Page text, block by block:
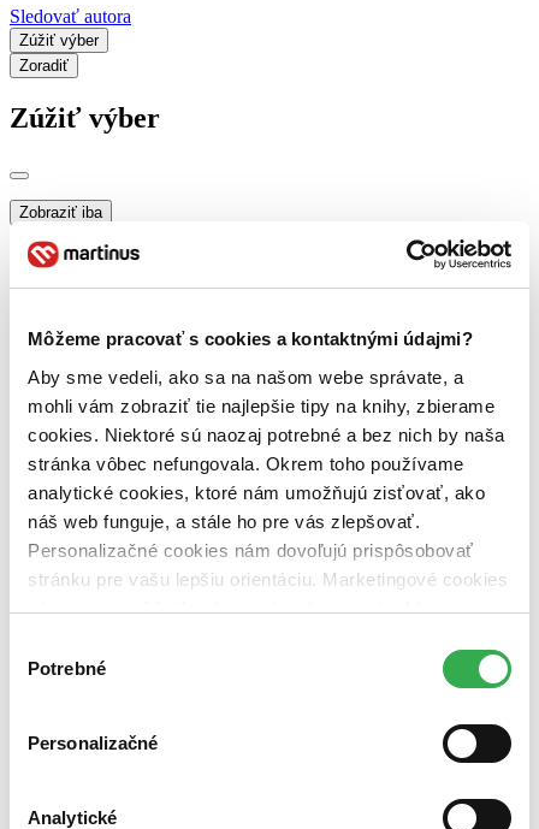
Môžeme pracovať s cookies a kontaktnými údajmi?
Aby sme vedeli, ako sa na našom webe správate, a
mohli vám zobraziť tie najlepšie tipy na knihy, zbierame
cookies. Niektoré sú naozaj potrebné a bez nich by naša
stránka vôbec nefungovala. Okrem toho používame
analytické cookies, ktoré nám umožňujú zisťovať, ako
náš web funguje, a stále ho pre vás zlepšovať.
Personalizačné cookies nám dovoľujú prispôsobovať
stránku pre vašu lepšiu orientáciu. Marketingové cookies
nám zas umožňujú zobrazenie relevantnej reklamy.
nám pomohlo, keby sme mohli používať všetky tieto
súhlasu
Potrebné
Personalizačné
Analytické
Sledovať autora
Zúžiť výber
Zoradiť
Zúžiť výber
Zobraziť iba
zľavnené tituly (0 titulov)
na centrálnom sklade (0 titulov)
na centrálnom sklade
predpredaj (0 titulov)
pripravujeme (0 titulov)pripravujeme
dostupná (bez vypredaných) (0 titulov)dostupná (bez
vypredaných)
Nové / čítané
nová (0 titulov)nová
čítaná (0 titulov)čítaná
čítaná - výborný stav (0 titulov)čítaná - výborný stav
čítaná - mierne opotrebovaná (0 titulov)
čítaná - mierne
opotrebovaná
čítané verzie vypredaných kníh (0 titulov)čítané verzie
Zúžiť výber